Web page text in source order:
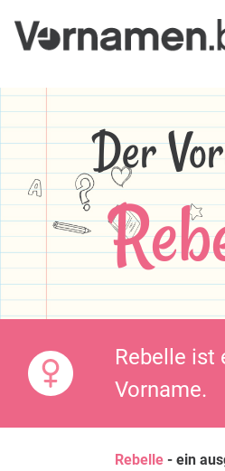
Der
Rebelle ist
Vorname.
Rebelle - ein